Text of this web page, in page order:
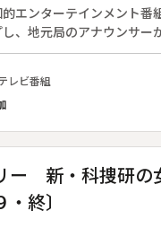
エンターテインメント番
、地元局のアナウンサー
。案内役はコージー冨田
。（２００５年４月２日
米粉を材料にしたダンゴ
県盛岡市の周辺では江戸
」という意味で呼んだ。
堺などを経て日本海を北上
達領にやってきた。その
市で荷を下ろし、次第に
レビ番組
ー 新・科捜研の
終〕